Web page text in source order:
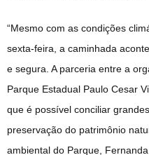
“Mesmo com as condições
sexta-feira, a caminhada
e segura. A parceria entre a
Parque Estadual Paulo Cesar
que é possível conciliar
preservação do patrimônio
ambiental do Parque, Fernanda